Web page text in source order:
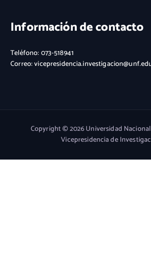
Información de contacto
Teléfono: 073-518941
Correo:
Copyright © 2026 Universidad
Vicepresidencia de